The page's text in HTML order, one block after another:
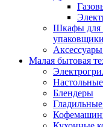
Шкафы для
упаковщики
Малая бытовая
Блендеры